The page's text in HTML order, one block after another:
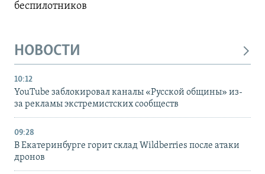
беспилотников
НОВОСТИ
10:12
YouTube заблокировал каналы «Русской общины» из-
за рекламы экстремистских сообществ
09:28
В Екатеринбурге горит склад Wildberries после атаки
дронов